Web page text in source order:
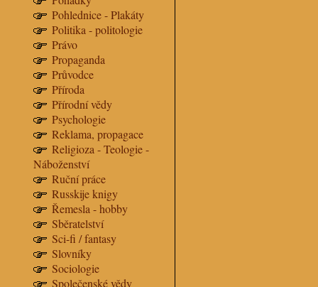
Pohlednice - Plakáty
Politika - politologie
Právo
Propaganda
Průvodce
Příroda
Přírodní vědy
Psychologie
Reklama, propagace
Religioza - Teologie -
Náboženství
Ruční práce
Russkije knigy
Řemesla - hobby
Sběratelství
Sci-fi / fantasy
Slovníky
Sociologie
Společenské vědy